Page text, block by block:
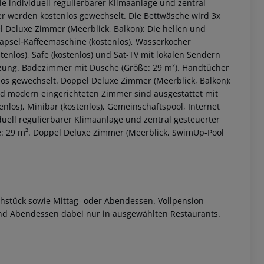
individuell regulierbarer Klimaanlage und zentral
werden kostenlos gewechselt. Die Bettwäsche wird 3x
Deluxe Zimmer (Meerblick, Balkon): Die hellen und
(kostenlos), Wasserkocher
Safe (kostenlos) und Sat-TV mit lokalen Sendern
Badezimmer mit Dusche (Größe: 29 m²). Handtücher
gewechselt. Doppel Deluxe Zimmer (Meerblick, Balkon):
modern eingerichteten Zimmer sind ausgestattet mit
Minibar (kostenlos), Gemeinschaftspool, Internet
regulierbarer Klimaanlage und zentral gesteuerter
m². Doppel Deluxe Zimmer (Meerblick, SwimUp-Pool
sowie Mittag- oder Abendessen. Vollpension
Abendessen dabei nur in ausgewählten Restaurants.